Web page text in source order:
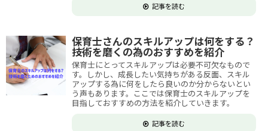
記事を読む
保育士さんのスキルアップは何をする？
技術を磨くの為のおすすめを紹介
保育士にとってスキルアップは必要不可欠なもので
す。しかし、成長したい気持ちがある反面、スキル
アップする為に何をしたら良いのか分からないとい
う声もあります。ここでは保育士のスキルアップを
目指しておすすめの方法を紹介していきます。
記事を読む